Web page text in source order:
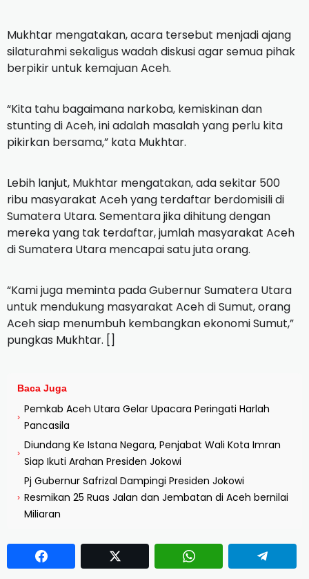
Mukhtar mengatakan, acara tersebut menjadi ajang
silaturahmi sekaligus wadah diskusi agar semua pihak
berpikir untuk kemajuan Aceh.
“Kita tahu bagaimana narkoba, kemiskinan dan
stunting di Aceh, ini adalah masalah yang perlu kita
pikirkan bersama,” kata Mukhtar.
Lebih lanjut, Mukhtar mengatakan, ada sekitar 500
ribu masyarakat Aceh yang terdaftar berdomisili di
Sumatera Utara. Sementara jika dihitung dengan
mereka yang tak terdaftar, jumlah masyarakat Aceh
di Sumatera Utara mencapai satu juta orang.
“Kami juga meminta pada Gubernur Sumatera Utara
untuk mendukung masyarakat Aceh di Sumut, orang
Aceh siap menumbuh kembangkan ekonomi Sumut,”
pungkas Mukhtar. []
Baca Juga
›
Pemkab Aceh Utara Gelar Upacara Peringati Harlah
Pancasila
›
Diundang Ke Istana Negara, Penjabat Wali Kota Imran
Siap Ikuti Arahan Presiden Jokowi
›
Pj Gubernur Safrizal Dampingi Presiden Jokowi
Resmikan 25 Ruas Jalan dan Jembatan di Aceh bernilai
Miliaran